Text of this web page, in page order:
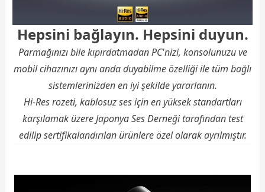
Hepsini bağlayın. Hepsini duyun.
Parmağınızı bile kıpırdatmadan PC'nizi, konsolunuzu ve
mobil cihazınızı aynı anda duyabilme özelliği ile tüm bağlı
sistemlerinizden en iyi şekilde yararlanın.
Hi-Res rozeti, kablosuz ses için en yüksek standartları
karşılamak üzere Japonya Ses Derneği tarafından test
edilip sertifikalandırılan ürünlere özel olarak ayrılmıştır.